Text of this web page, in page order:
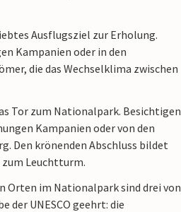
Ausflugsziel zur Erholung.
Kampanien oder in den
die das Wechselklima zwischen
Tor zum Nationalpark. Besichtigen
Kampanien oder von den
Den krönenden Abschluss bildet
Leuchtturm.
Orten im Nationalpark sind drei von
der UNESCO geehrt: die